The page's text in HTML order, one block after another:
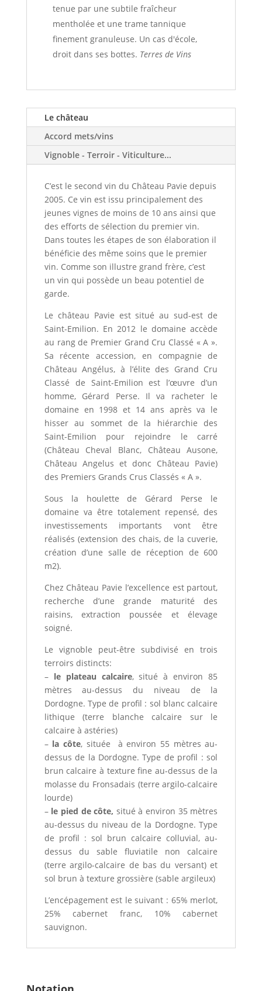
tenue par une subtile fraîcheur
mentholée et une trame tannique
finement granuleuse. Un cas d'école,
droit dans ses bottes. Terres de Vins
Le château
Accord mets/vins
Vignoble - Terroir - Viticulture...
C’est le second vin du Château Pavie depuis
2005. Ce vin est issu principalement des
jeunes vignes de moins de 10 ans ainsi que
des efforts de sélection du premier vin.
Dans toutes les étapes de son élaboration il
bénéficie des même soins que le premier
vin. Comme son illustre grand frère, c’est
un vin qui possède un beau potentiel de
garde.
Le château Pavie est situé au sud-est de
Saint-Emilion. En 2012 le domaine accède
au rang de Premier Grand Cru Classé « A ».
Sa récente accession, en compagnie de
Château Angélus, à l’élite des Grand Cru
Classé de Saint-Emilion est l’œuvre d’un
homme, Gérard Perse. Il va racheter le
domaine en 1998 et 14 ans après va le
hisser au sommet de la hiérarchie des
Saint-Emilion pour rejoindre le carré
(Château Cheval Blanc, Château Ausone,
Château Angelus et donc Château Pavie)
des Premiers Grands Crus Classés « A ».
Sous la houlette de Gérard Perse le
domaine va être totalement repensé, des
investissements importants vont être
réalisés (extension des chais, de la cuverie,
création d’une salle de réception de 600
m2).
Chez Château Pavie l’excellence est partout,
recherche d’une grande maturité des
raisins, extraction poussée et élevage
soigné.
Le vignoble peut-être subdivisé en trois
terroirs distincts:
– le plateau calcaire, situé à environ 85
mètres au-dessus du niveau de la
Dordogne. Type de profil : sol blanc calcaire
lithique (terre blanche calcaire sur le
calcaire à astéries)
– la côte, située à environ 55 mètres au-
dessus de la Dordogne. Type de profil : sol
brun calcaire à texture fine au-dessus de la
molasse du Fronsadais (terre argilo-calcaire
lourde)
– le pied de côte, situé à environ 35 mètres
au-dessus du niveau de la Dordogne. Type
de profil : sol brun calcaire colluvial, au-
dessus du sable fluviatile non calcaire
(terre argilo-calcaire de bas du versant) et
sol brun à texture grossière (sable argileux)
L’encépagement est le suivant : 65% merlot,
25% cabernet franc, 10% cabernet
sauvignon.